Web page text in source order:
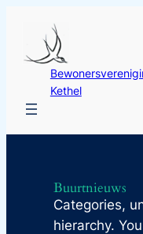
Kethel
Buurtnieuws
Categories,
hierarchy.